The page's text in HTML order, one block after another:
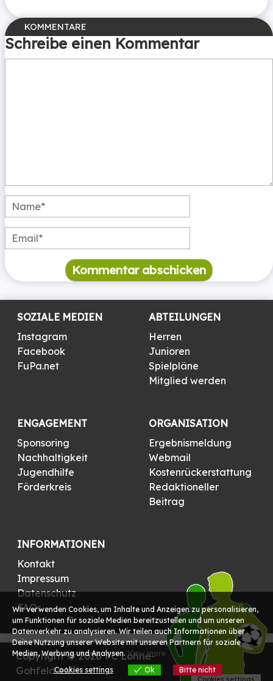
Schreibe einen Kommentar
SOZIALE MEDIEN
Instagram
Facebook
FuPa.net
ABTEILUNGEN
Herren
Junioren
Spielpläne
Mitglied werden
ENGAGEMENT
Sponsoring
Nachhaltigkeit
Jugendhilfe
Förderkreis
ORGANISATION
Ergebnismeldung
Webmail
Kostenrückerstattung
Redaktioneller
Beitrag
INFORMATIONEN
Kontakt
Impressum
Datenschutz
FAQs
Copyright © 2026 FC Löhne-
Gohfeld e.V.
Wir verwenden Cookies, um Inhalte und Anzeigen zu personalisieren,
um Funktionen für soziale Medien bereitzustellen und um unseren
Datenverkehr zu analysieren. Wir teilen auch Informationen über
Deine Nutzung unserer Website mit unseren Partnern für soziale
Medien, Werbung und Analysen. View more
Cookies settings
Ok Bitte nicht
Cookies settings